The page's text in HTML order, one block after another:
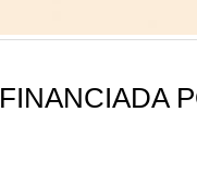
FINANCIADA